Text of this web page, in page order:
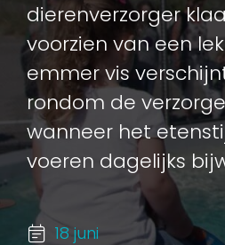
dierenverzorger
voorzien van een
emmer vis
rondom de
wanneer het
voeren dagelijks
18 juni